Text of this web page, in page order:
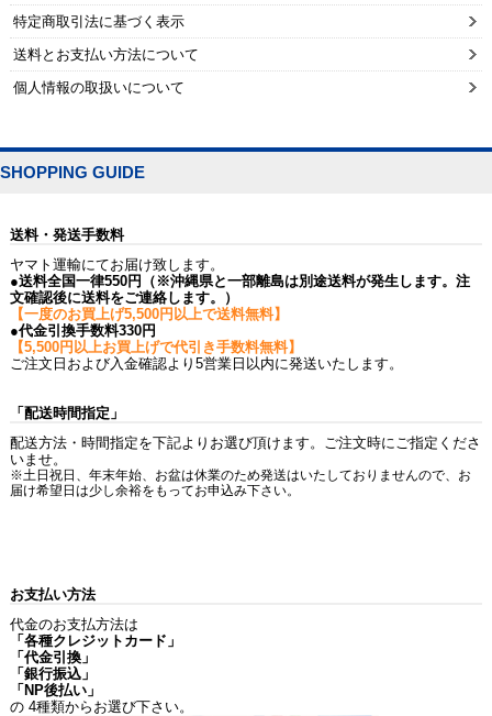
特定商取引法に基づく表示
送料とお支払い方法について
個人情報の取扱いについて
SHOPPING GUIDE
送料・発送手数料
ヤマト運輸にてお届け致します。
●送料全国一律550円（※沖縄県と一部離島は別途送料が発生します。注
文確認後に送料をご連絡します。）
【一度のお買上げ5,500円以上で送料無料】
●代金引換手数料330円
【5,500円以上お買上げで代引き手数料無料】
ご注文日および入金確認より5営業日以内に発送いたします。
「配送時間指定」
配送方法・時間指定を下記よりお選び頂けます。ご注文時にご指定くださ
いませ。
※土日祝日、年末年始、お盆は休業のため発送はいたしておりませんので、お
届け希望日は少し余裕をもってお申込み下さい。
お支払い方法
代金のお支払方法は
「各種クレジットカード」
「代金引換」
「銀行振込」
「NP後払い」
の 4種類からお選び下さい。